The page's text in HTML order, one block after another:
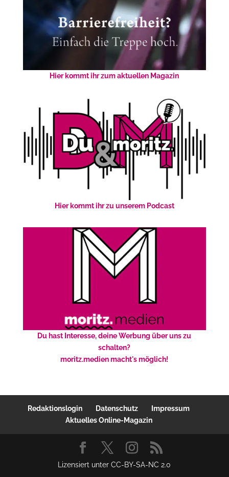
Hier kommt ihr zum aktuellen Magazin
Hier kommt ihr zu unserem Podcast
Du hast Interesse, deine Werbung über uns zu
schalten?
moritz.medien macht's möglich!
Redaktionslogin Datenschutz
Impressum
Aktuelles Online-Magazin
Lizensiert unter CC-BY-SA-NC 2.0